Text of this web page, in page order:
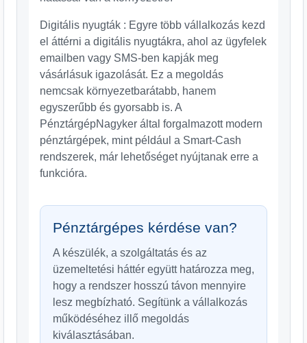
Digitális nyugták : Egyre több vállalkozás kezd
el áttérni a digitális nyugtákra, ahol az ügyfelek
emailben vagy SMS-ben kapják meg
vásárlásuk igazolását. Ez a megoldás
nemcsak környezetbarátabb, hanem
egyszerűbb és gyorsabb is. A
PénztárgépNagyker által forgalmazott modern
pénztárgépek, mint például a Smart-Cash
rendszerek, már lehetőséget nyújtanak erre a
funkcióra.
Pénztárgépes kérdése van?
A készülék, a szolgáltatás és az
üzemeltetési háttér együtt határozza meg,
hogy a rendszer hosszú távon mennyire
lesz megbízható. Segítünk a vállalkozás
működéséhez illő megoldás
kiválasztásában.